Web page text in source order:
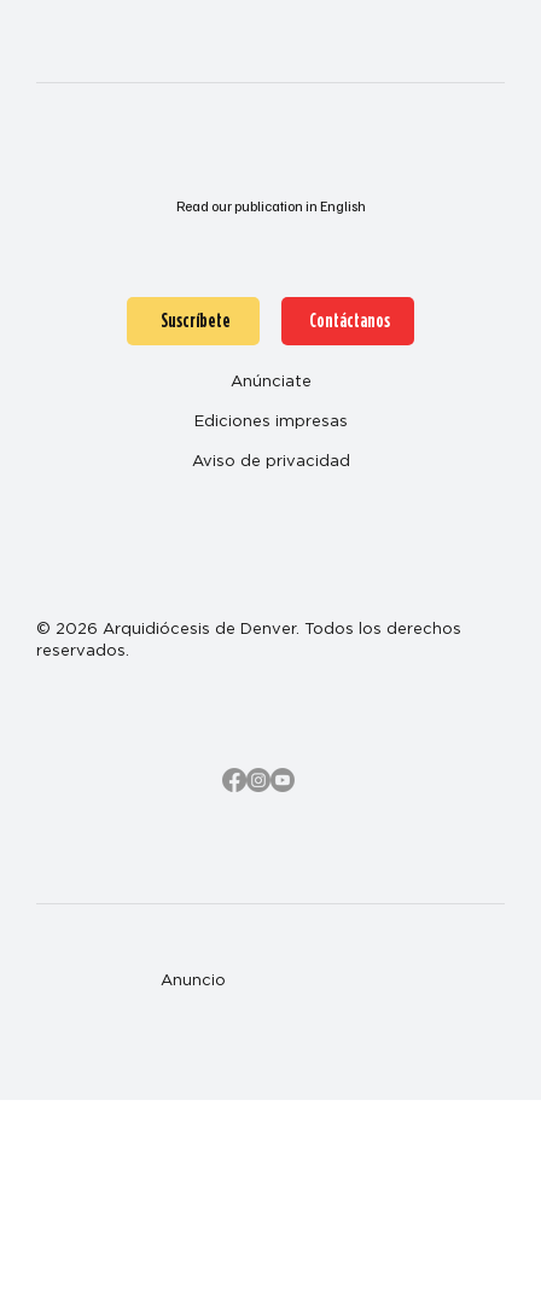
Read our publication in English
Anuncio
Suscríbete Contáctanos
Anúnciate
Ediciones impresas
Aviso de privacidad
© 2026 Arquidiócesis de Denver. Todos los derechos
reservados.